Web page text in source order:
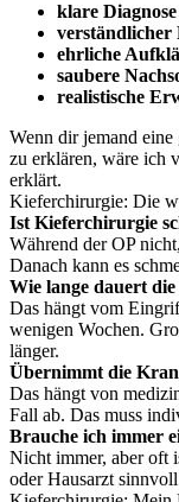
klare Diagnose
verständlicher
ehrliche
saubere
realistische
Wenn dir jemand
zu erklären, wäre ich
erklärt.
Kieferchirurgie: Die
Ist Kieferchirurgie
Während der OP
Danach kann es
Wie lange dauert
Das hängt vom
wenigen Wochen.
länger.
Übernimmt die
Das hängt von
Fall ab. Das muss
Brauche ich immer
Nicht immer, aber oft
oder Hausarzt